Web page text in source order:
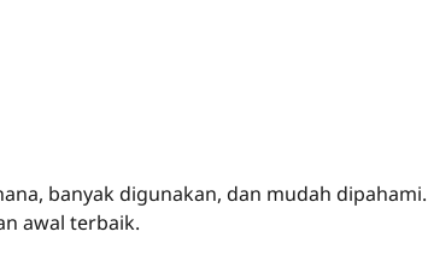
banyak digunakan, dan mudah dipahami.
awal terbaik.